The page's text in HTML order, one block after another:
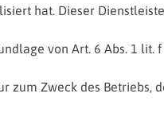
hat. Dieser
von Art. 6 Abs. 1 lit. f
Zweck des Betriebs,